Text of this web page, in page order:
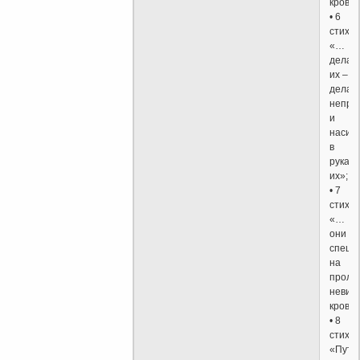
• 6
стих:
«…
дела
их –
дела
и
в
руках
их»;
• 7
стих:
«…
они
на
• 8
стих:
«Пути